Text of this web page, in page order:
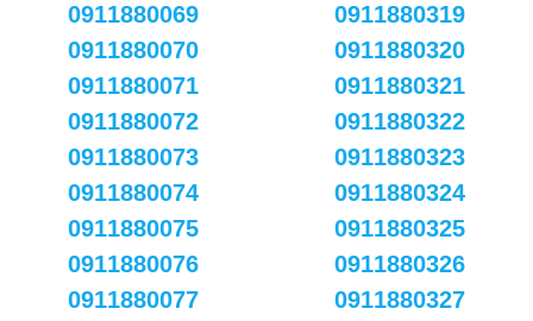
0911880069
0911880070
0911880071
0911880072
0911880073
0911880074
0911880075
0911880076
0911880077
0911880319
0911880320
0911880321
0911880322
0911880323
0911880324
0911880325
0911880326
0911880327